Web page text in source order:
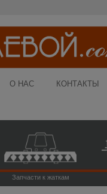
О НАС КОНТАКТЫ
Запчасти к жаткам